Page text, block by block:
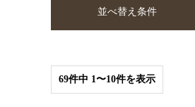
並べ替え条件
69件中 1〜10件を表示